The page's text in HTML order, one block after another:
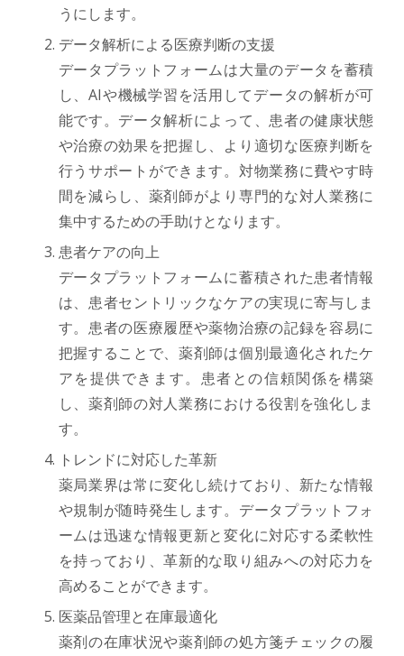
うにします。
データ解析による医療判断の支援
データプラットフォームは大量のデータを蓄積
し、AIや機械学習を活用してデータの解析が可
能です。データ解析によって、患者の健康状態
や治療の効果を把握し、より適切な医療判断を
行うサポートができます。対物業務に費やす時
間を減らし、薬剤師がより専門的な対人業務に
集中するための手助けとなります。
患者ケアの向上
データプラットフォームに蓄積された患者情報
は、患者セントリックなケアの実現に寄与しま
す。患者の医療履歴や薬物治療の記録を容易に
把握することで、薬剤師は個別最適化されたケ
アを提供できます。患者との信頼関係を構築
し、薬剤師の対人業務における役割を強化しま
す。
トレンドに対応した革新
薬局業界は常に変化し続けており、新たな情報
や規制が随時発生します。データプラットフォ
ームは迅速な情報更新と変化に対応する柔軟性
を持っており、革新的な取り組みへの対応力を
高めることができます。
医薬品管理と在庫最適化
薬剤の在庫状況や薬剤師の処方箋チェックの履